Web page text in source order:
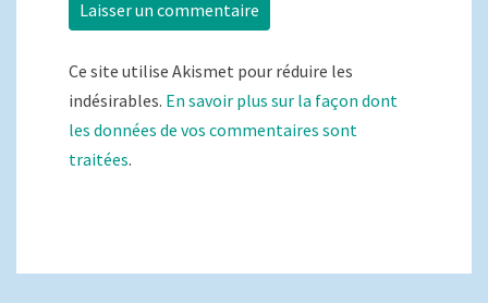
Ce site utilise Akismet pour réduire les
indésirables. En savoir plus sur la façon dont
les données de vos commentaires sont
traitées.